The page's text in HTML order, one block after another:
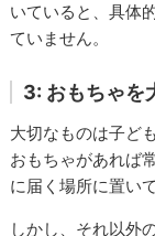
いていると、具体
ていません。
3: おもちゃを
大切なものは子ど
おもちゃがあれば
に届く場所に置い
しかし、それ以外